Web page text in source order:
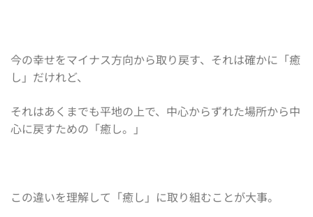
今の幸せをマイナス方向から取り戻す、それは確かに「癒
し」だけれど、
それはあくまでも平地の上で、中心からずれた場所から中
心に戻すための「癒し。」
この違いを理解して「癒し」に取り組むことが大事。